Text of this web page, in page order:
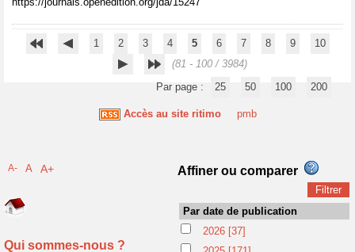
1 2 3 4 5 6 7 8 9
10
(81 - 100 / 3984)
Par page :
25 50 100 200
Accès au site ritimo pmb
A- A A+
Qui sommes-nous ?
Affiner ou comparer
Par date de publication
2026 [37]